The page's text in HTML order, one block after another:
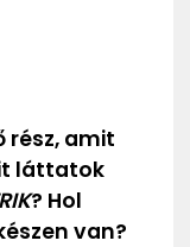
rész, amit
láttatok
? Hol
van?